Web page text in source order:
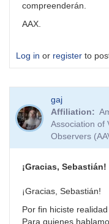
compreenderán.
AAX.
Log in or register to
gaj
Affiliation
Association of
Observers
¡Gracias, Sebastián!
¡Gracias, Sebastián!
Por fin hiciste
Para quienes